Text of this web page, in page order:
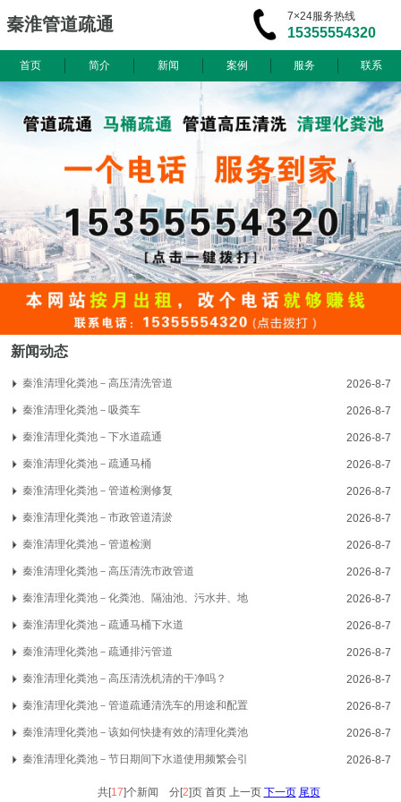
秦淮管道疏通 7×24服务热线
15355554320
首页 简介 新闻 案例 服务 联系
新闻动态
秦淮清理化粪池－高压清洗管道 2026-8-7
秦淮清理化粪池－吸粪车 2026-8-7
秦淮清理化粪池－下水道疏通 2026-8-7
秦淮清理化粪池－疏通马桶 2026-8-7
秦淮清理化粪池－管道检测修复 2026-8-7
秦淮清理化粪池－市政管道清淤 2026-8-7
秦淮清理化粪池－管道检测 2026-8-7
秦淮清理化粪池－高压清洗市政管道 2026-8-7
秦淮清理化粪池－化粪池、隔油池、污水井、地 2026-8-7
秦淮清理化粪池－疏通马桶下水道 2026-8-7
秦淮清理化粪池－疏通排污管道 2026-8-7
秦淮清理化粪池－高压清洗机清的干净吗？ 2026-8-7
秦淮清理化粪池－管道疏通清洗车的用途和配置 2026-8-7
秦淮清理化粪池－该如何快捷有效的清理化粪池 2026-8-7
秦淮清理化粪池－节日期间下水道使用频繁会引 2026-8-7
共[17]个新闻 分[2]页 首页 上一页 下一页 尾页